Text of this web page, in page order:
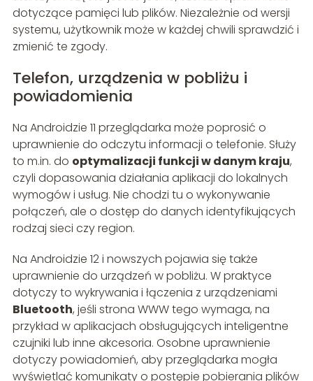
dotyczące pamięci lub plików. Niezależnie od wersji
systemu, użytkownik może w każdej chwili sprawdzić i
zmienić te zgody.
Telefon, urządzenia w pobliżu i
powiadomienia
Na Androidzie 11 przeglądarka może poprosić o
uprawnienie do odczytu informacji o telefonie. Służy
to m.in. do optymalizacji funkcji w danym kraju,
czyli dopasowania działania aplikacji do lokalnych
wymogów i usług. Nie chodzi tu o wykonywanie
połączeń, ale o dostęp do danych identyfikujących
rodzaj sieci czy region.
Na Androidzie 12 i nowszych pojawia się także
uprawnienie do urządzeń w pobliżu. W praktyce
dotyczy to wykrywania i łączenia z urządzeniami
Bluetooth, jeśli strona WWW tego wymaga, na
przykład w aplikacjach obsługujących inteligentne
czujniki lub inne akcesoria. Osobne uprawnienie
dotyczy powiadomień, aby przeglądarka mogła
wyświetlać komunikaty o postępie pobierania plików